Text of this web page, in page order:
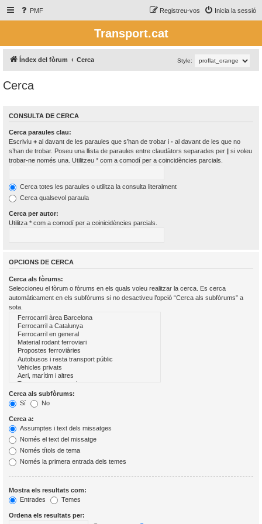
PMF Inicia la sessió
Registreu-vos
Transport.cat
Índex del fòrum Cerca Style:
Cerca
CONSULTA DE CERCA
Cerca paraules clau:
Escriviu + al davant de les paraules que s’han de trobar i - al davant de les que no
s’han de trobar. Poseu una llista de paraules entre claudàtors separades per | si voleu
trobar-ne només una. Utilitzeu * com a comodí per a coincidències parcials.
Cerca totes les paraules o utilitza la consulta literalment
Cerca qualsevol paraula
Cerca per autor:
Utilitza * com a comodí per a coinicidències parcials.
OPCIONS DE CERCA
Cerca als fòrums:
Seleccioneu el fòrum o fòrums en els quals voleu realitzar la cerca. Es cerca
automàticament en els subfòrums si no desactiveu l’opció “Cerca als subfòrums” a
sota.
Cerca als subfòrums:
Sí
No
Cerca a:
Assumptes i text dels missatges
Només el text del missatge
Només títols de tema
Només la primera entrada dels temes
Mostra els resultats com:
Entrades
Temes
Ordena els resultats per: